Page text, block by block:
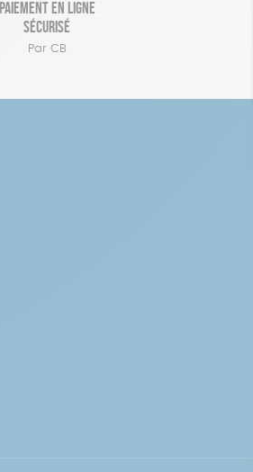
Paiement en ligne
sécurisé
Par CB